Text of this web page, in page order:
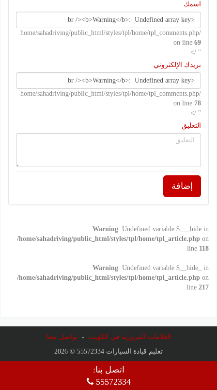
اسمك
/home/sahadriving/public_html/styles/tpl/home/tpl_comments.php
on line 69
" />
بريدك الإلكتروني
/home/sahadriving/public_html/styles/tpl/home/tpl_comments.php
on line 78
" />
التعليق
إضافة
Warning: Undefined variable $___hide in
/home/sahadriving/public_html/styles/tpl/home/tpl_article.php on
line 118
Warning: Undefined variable $__hide_ in
/home/sahadriving/public_html/styles/tpl/home/tpl_article.php on
line 217
العلامات المرورية في الكويت - تواصل معنا
تعليم قيادة السيارات 55572334 © 2026
اتصل بنا:
55572334